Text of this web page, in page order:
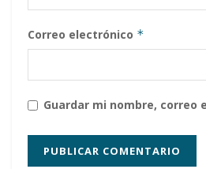
Correo electrónico *
Guardar mi nombre, correo